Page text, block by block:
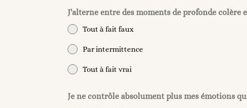
J'alterne entre des moments de profonde colère
Tout à fait faux
Par intermittence
Tout à fait vrai
Je ne contrôle absolument plus mes émotions